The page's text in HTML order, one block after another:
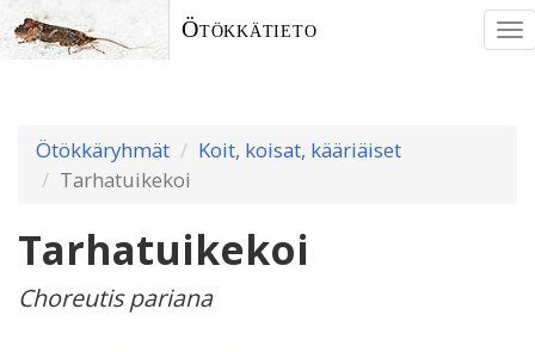
Ötökkätieto
Ötökkäryhmät
Koit, koisat, kääriäiset
Tarhatuikekoi
Tarhatuikekoi
Choreutis pariana